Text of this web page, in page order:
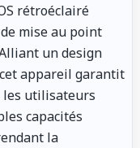
rétroéclairé
mise au point
un design
appareil garantit
les utilisateurs
capacités
la